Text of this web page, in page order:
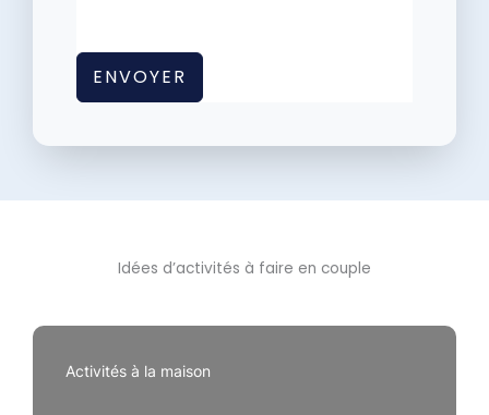
ENVOYER
Idées d’activités à faire en couple
Activités à la maison